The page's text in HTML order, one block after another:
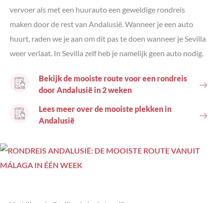
vervoer als met een huurauto een geweldige rondreis
maken door de rest van Andalusië. Wanneer je een auto
huurt, raden we je aan om dit pas te doen wanneer je Sevilla
weer verlaat. In Sevilla zelf heb je namelijk geen auto nodig.
Bekijk de mooiste route voor een rondreis
door Andalusië in 2 weken
Lees meer over de mooiste plekken in
Andalusië